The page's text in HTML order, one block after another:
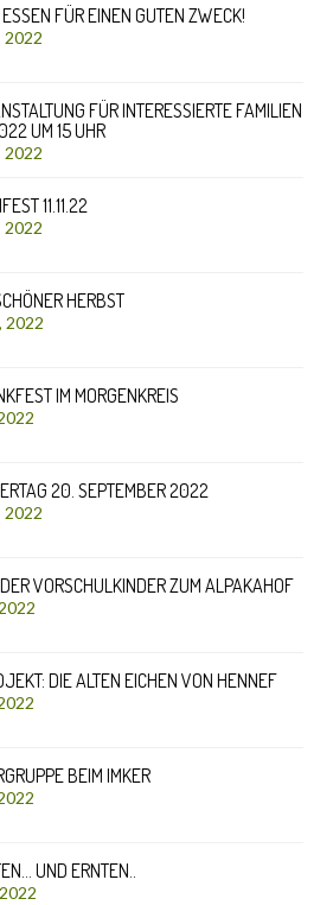
FÜR EINEN GUTEN ZWECK!
2022
FÜR INTERESSIERTE FAMILIEN
UM 15 UHR
2022
11.11.22
2022
HERBST
2022
IM MORGENKREIS
20. SEPTEMBER 2022
2022
VORSCHULKINDER ZUM ALPAKAHOF
DIE ALTEN EICHEN VON HENNEF
BEIM IMKER
UND ERNTEN..